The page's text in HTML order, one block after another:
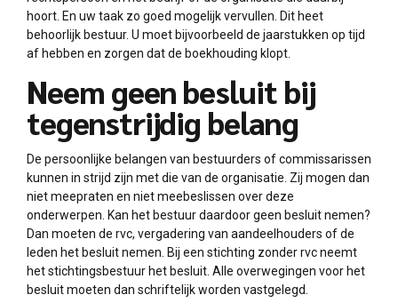
hoort. En uw taak zo goed mogelijk vervullen. Dit heet
behoorlijk bestuur. U moet bijvoorbeeld de jaarstukken op tijd
af hebben en zorgen dat de boekhouding klopt.
Neem geen besluit bij
tegenstrijdig belang
De persoonlijke belangen van bestuurders of commissarissen
kunnen in strijd zijn met die van de organisatie. Zij mogen dan
niet meepraten en niet meebeslissen over deze
onderwerpen. Kan het bestuur daardoor geen besluit nemen?
Dan moeten de rvc, vergadering van aandeelhouders of de
leden het besluit nemen. Bij een stichting zonder rvc neemt
het stichtingsbestuur het besluit. Alle overwegingen voor het
besluit moeten dan schriftelijk worden vastgelegd.